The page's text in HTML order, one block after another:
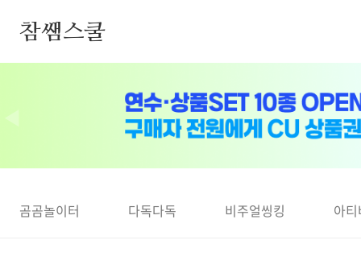
참쌤스쿨
곰곰놀이터 다독다독 비주얼씽킹 아